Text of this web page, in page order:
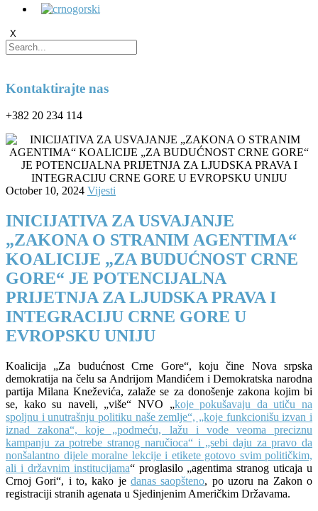
X
Kontaktirajte nas
+382 20 234 114
October 10, 2024 Vijesti
INICIJATIVA ZA USVAJANJE
„ZAKONA O STRANIM AGENTIMA“
KOALICIJE „ZA BUDUĆNOST CRNE
GORE“ JE POTENCIJALNA
PRIJETNJA ZA LJUDSKA PRAVA I
INTEGRACIJU CRNE GORE U
EVROPSKU UNIJU
Koalicija „Za budućnost Crne Gore“, koju čine Nova srpska
demokratija na čelu sa Andrijom Mandićem i Demokratska narodna
partija Milana Kneževića, zalaže se za donošenje zakona kojim bi
se, kako su naveli, „više“ NVO „koje pokušavaju da utiču na
spoljnu i unutrašnju politiku naše zemlje“, „koje funkcionišu izvan i
iznad zakona“, koje „podmeću, lažu i vode veoma preciznu
kampanju za potrebe stranog naručioca“ i „sebi daju za pravo da
nonšalantno dijele moralne lekcije i etikete gotovo svim političkim,
ali i državnim institucijama“ proglasilo „agentima stranog uticaja u
Crnoj Gori“, i to, kako je danas saopšteno, po uzoru na Zakon o
registraciji stranih agenata u Sjedinjenim Američkim Državama.